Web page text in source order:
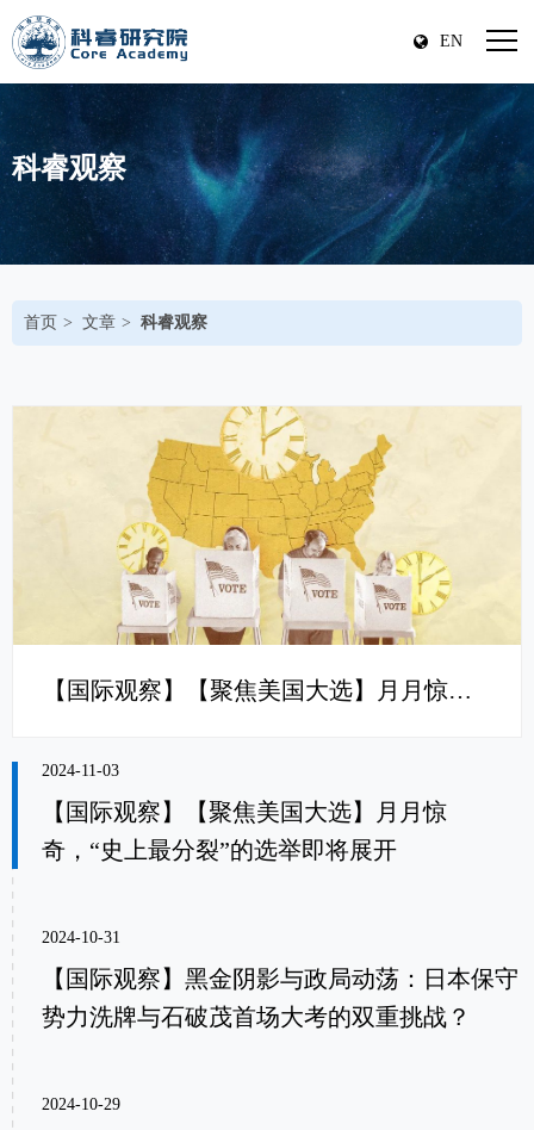
EN
科睿观察
首页 文章 科睿观察
【国际观察】【聚焦美国大选】月月惊奇，“史上最分裂”的选举即将展开
2024-11-03
【国际观察】【聚焦美国大选】月月惊
奇，“史上最分裂”的选举即将展开
2024-10-31
【国际观察】黑金阴影与政局动荡：日本保守
势力洗牌与石破茂首场大考的双重挑战？
2024-10-29